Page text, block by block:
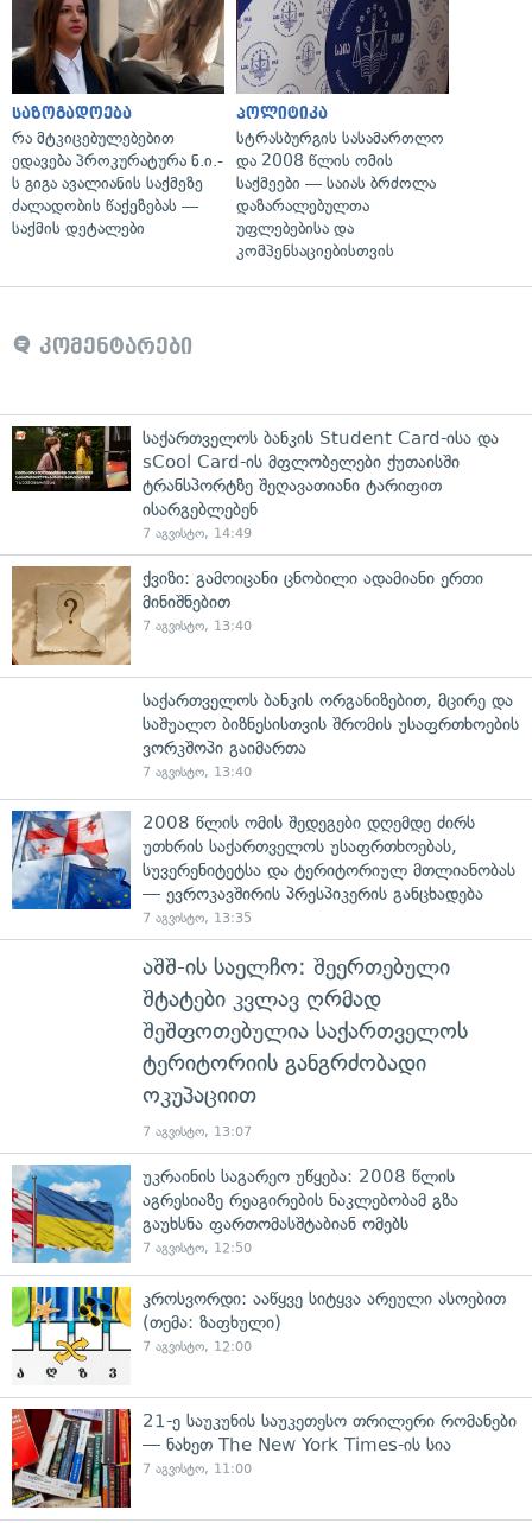
საზოგადოება
რა მტკიცებულებებით
ედავება პროკურატურა ნ.ი.-
ს გიგა ავალიანის საქმეზე
ძალადობის წაქეზებას —
საქმის დეტალები
პოლიტიკა
სტრასბურგის სასამართლო
და 2008 წლის ომის
საქმეები — საიას ბრძოლა
დაზარალებულთა
უფლებებისა და
კომპენსაციებისთვის
კომენტარები
საქართველოს ბანკის Student Card-ისა და
sCool Card-ის მფლობელები ქუთაისში
ტრანსპორტზე შეღავათიანი ტარიფით
ისარგებლებენ
7 აგვისტო, 14:49
ქვიზი: გამოიცანი ცნობილი ადამიანი ერთი
მინიშნებით
7 აგვისტო, 13:40
საქართველოს ბანკის ორგანიზებით, მცირე და
საშუალო ბიზნესისთვის შრომის უსაფრთხოების
ვორკშოპი გაიმართა
7 აგვისტო, 13:40
2008 წლის ომის შედეგები დღემდე ძირს
უთხრის საქართველოს უსაფრთხოებას,
სუვერენიტეტსა და ტერიტორიულ მთლიანობას
— ევროკავშირის პრესპიკერის განცხადება
7 აგვისტო, 13:35
აშშ-ის საელჩო: შეერთებული
შტატები კვლავ ღრმად
შეშფოთებულია საქართველოს
ტერიტორიის განგრძობადი
ოკუპაციით
7 აგვისტო, 13:07
უკრაინის საგარეო უწყება: 2008 წლის
აგრესიაზე რეაგირების ნაკლებობამ გზა
გაუხსნა ფართომასშტაბიან ომებს
7 აგვისტო, 12:50
კროსვორდი: ააწყვე სიტყვა არეული ასოებით
(თემა: ზაფხული)
7 აგვისტო, 12:00
21-ე საუკუნის საუკეთესო თრილერი რომანები
— ნახეთ The New York Times-ის სია
7 აგვისტო, 11:00